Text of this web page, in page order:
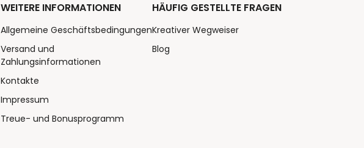
WEITERE INFORMATIONEN
Allgemeine Geschäftsbedingungen
Versand und
Zahlungsinformationen
Kontakte
Impressum
Treue- und Bonusprogramm
HÄUFIG GESTELLTE FRAGEN
Kreativer Wegweiser
Blog